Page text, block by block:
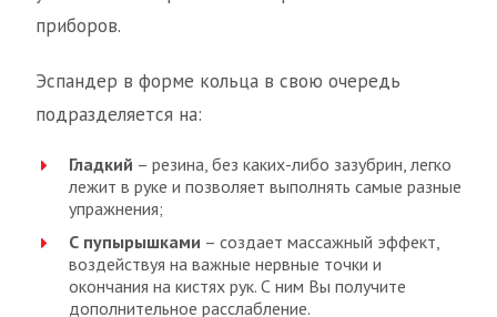
приборов.
Эспандер в форме кольца в свою очередь
подразделяется на:
Гладкий – резина, без каких-либо зазубрин, легко
лежит в руке и позволяет выполнять самые разные
упражнения;
С пупырышками – создает массажный эффект,
воздействуя на важные нервные точки и
окончания на кистях рук. С ним Вы получите
дополнительное расслабление.